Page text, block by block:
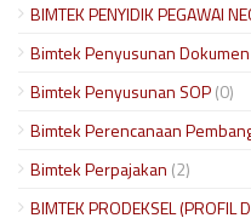
BIMTEK PENYIDIK PEGAWAI
Bimtek Penyusunan
Bimtek Penyusunan SOP(0)
Bimtek Perencanaan
Bimtek Perpajakan (2)
BIMTEK PRODEKSEL (PROFIL